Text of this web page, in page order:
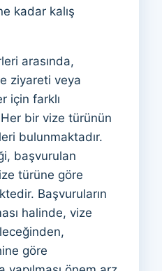
kadar kalış
arasında,
ziyareti veya
için farklı
Her bir vize türünün
bulunmaktadır.
başvurulan
türüne göre
Başvuruların
halinde, vize
göre